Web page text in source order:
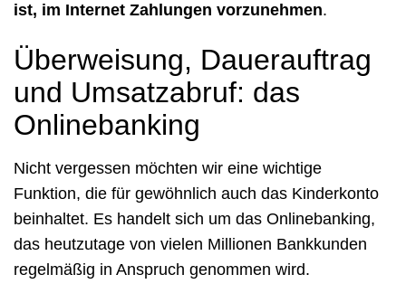
ist, im Internet Zahlungen vorzunehmen.
Überweisung, Dauerauftrag
und Umsatzabruf: das
Onlinebanking
Nicht vergessen möchten wir eine wichtige
Funktion, die für gewöhnlich auch das Kinderkonto
beinhaltet. Es handelt sich um das Onlinebanking,
das heutzutage von vielen Millionen Bankkunden
regelmäßig in Anspruch genommen wird.